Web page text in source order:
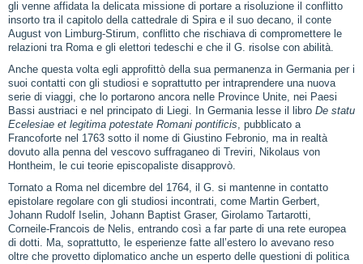
gli venne affidata la delicata missione di portare a risoluzione il conflitto
insorto tra il capitolo della cattedrale di Spira e il suo decano, il conte
August von Limburg‑Stirum, conflitto che rischiava di compromettere le
relazioni tra Roma e gli elettori tedeschi e che il G. risolse con abilità.
Anche questa volta egli approfittò della sua permanenza in Germania per i
suoi contatti con gli studiosi e soprattutto per intraprendere una nuova
serie di viaggi, che lo portarono ancora nelle Province Unite, nei Paesi
Bassi austriaci e nel principato di Liegi. In Germania lesse il libro De statu
Ecelesiae et legitima potestate Romani pontificis, pubblicato a
Francoforte nel 1763 sotto il nome di Giustino Febronio, ma in realtà
dovuto alla penna del vescovo suffraganeo di Treviri, Nikolaus von
Hontheim, le cui teorie episcopaliste disapprovò.
Tornato a Roma nel dicembre del 1764, il G. si mantenne in contatto
epistolare regolare con gli studiosi incontrati, come Martin Gerbert,
Johann Rudolf Iselin, Johann Baptist Graser, Girolamo Tartarotti,
Corneile-Francois de Nelis, entrando così a far parte di una rete europea
di dotti. Ma, soprattutto, le esperienze fatte all’estero lo avevano reso
oltre che provetto diplomatico anche un esperto delle questioni di politica